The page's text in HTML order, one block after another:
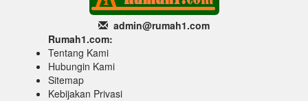
admin@rumah1.com
Rumah1.com:
Tentang Kami
Hubungin Kami
Sitemap
Kebijakan Privasi